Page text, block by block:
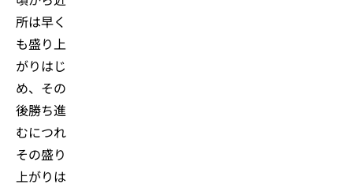
所は早く
も盛り上
がりはじ
め、その
後勝ち進
むにつれ
その盛り
上がりは